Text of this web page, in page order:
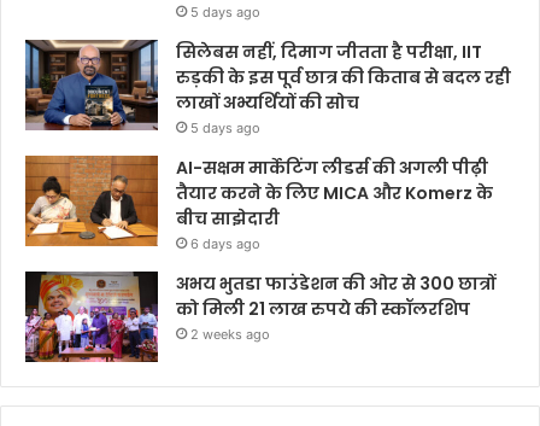
5 days ago
सिलेबस नहीं, दिमाग जीतता है परीक्षा, IIT
रुड़की के इस पूर्व छात्र की किताब से बदल रही
लाखों अभ्यर्थियों की सोच
5 days ago
AI-सक्षम मार्केटिंग लीडर्स की अगली पीढ़ी
तैयार करने के लिए MICA और Komerz के
बीच साझेदारी
6 days ago
अभय भुतडा फाउंडेशन की ओर से 300 छात्रों
को मिली 21 लाख रुपये की स्कॉलरशिप
2 weeks ago